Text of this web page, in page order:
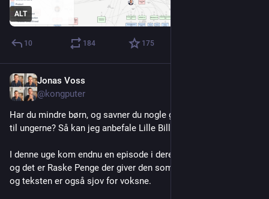
ALT
10 184 175
Jonas Voss
@kongputer
Har du mindre børn, og savner du nogle gode og sjove sange
til ungerne? Så kan jeg anbefale Lille Bille på YouTube.
I denne uge kom endnu en episode i deres EvenDYR føljeton,
og det er Raske Penge der giver den som ko. Det er en banger,
og teksten er også sjov for voksne.